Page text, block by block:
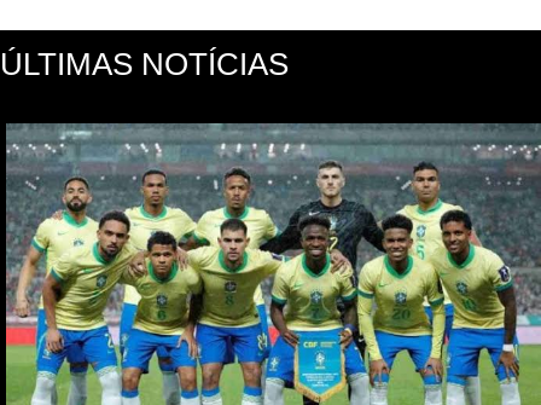
ÚLTIMAS NOTÍCIAS